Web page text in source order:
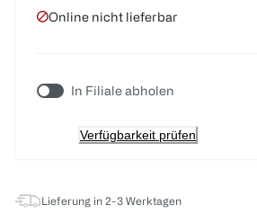
Online nicht lieferbar
In Filiale abholen
Verfügbarkeit prüfen
Lieferung in 2-3 Werktagen